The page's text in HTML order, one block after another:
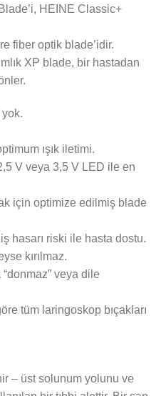
HEINE Classic+
fiber optik blade’idir.
XP blade, bir hastadan
ışık iletimi.
V veya 3,5 V LED ile en
için optimize edilmiş blade
hasarı riski ile hasta dostu.
kırılmaz.
veya dile
tüm laringoskop bıçakları
– üst solunum yolunu ve